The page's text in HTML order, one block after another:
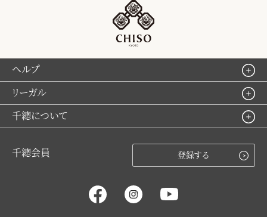
ヘルプ
リーガル
千總について
千總会員 登録する